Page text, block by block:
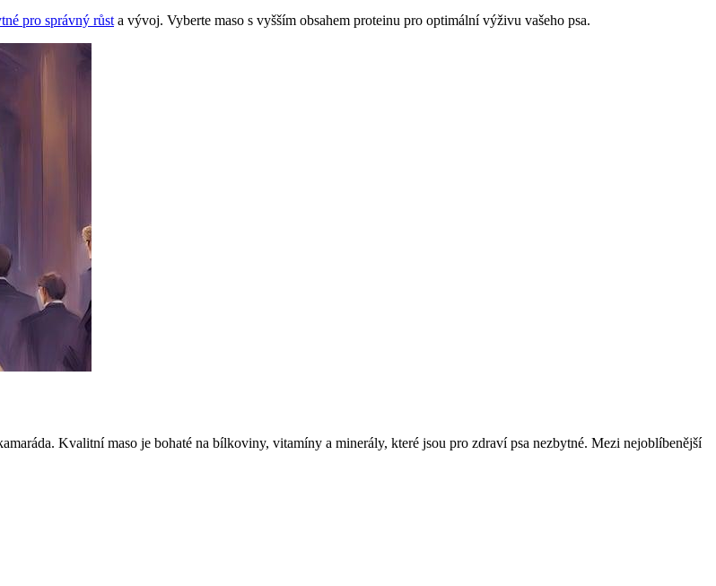
pro správný růsta vývoj. Vyberte maso s vyšším obsahem proteinu pro optimální výživu vašeho psa.
Kvalitní maso je bohaté na bílkoviny, vitamíny a minerály, které jsou pro zdraví psa nezbytné. Mezi nejoblíbenější